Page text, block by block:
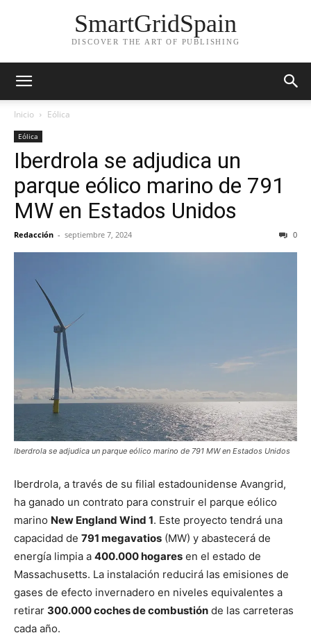
SmartGridSpain
DISCOVER THE ART OF PUBLISHING
Inicio Eólica
Eólica
Iberdrola se adjudica un
parque eólico marino de 791
MW en Estados Unidos
Redacción - septiembre 7, 2024 0
Iberdrola se adjudica un parque eólico marino de 791 MW en Estados Unidos
Iberdrola, a través de su filial estadounidense Avangrid,
ha ganado un contrato para construir el parque eólico
marino New England Wind 1. Este proyecto tendrá una
capacidad de 791 megavatios (MW) y abastecerá de
energía limpia a 400.000 hogares en el estado de
Massachusetts. La instalación reducirá las emisiones de
gases de efecto invernadero en niveles equivalentes a
retirar 300.000 coches de combustión de las carreteras
cada año.